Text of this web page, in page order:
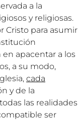
a la
y religiosas.
Cristo para asumir
en apacentar a los
a su modo,
cada
y de la
las realidades
ser